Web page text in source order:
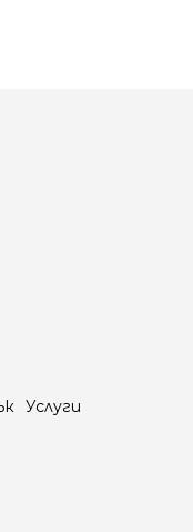
Услуги